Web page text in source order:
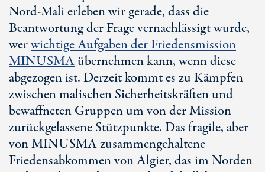
Nord-Malierleben wir gerade, dass die
Beantwortung der Frage vernachlässigt wurde,
werwichtige Aufgaben der Friedensmission
MINUSMAübernehmen kann, wenn diese
abgezogen ist. Derzeit kommt es zu Kämpfen
zwischen malischen Sicherheitskräften und
bewaffneten Gruppen um von der Mission
zurückgelassene Stützpunkte. Das fragile, aber
von MINUSMA zusammengehaltene
Friedensabkommen von Algier, das im Norden